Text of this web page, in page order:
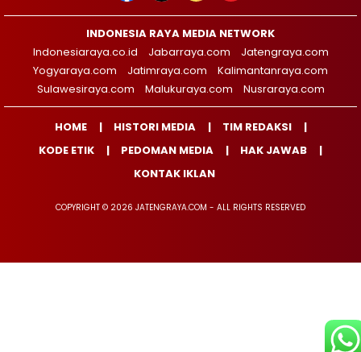
INDONESIA RAYA MEDIA NETWORK
Indonesiaraya.co.id
Jabarraya.com
Jatengraya.com
Yogyaraya.com
Jatimraya.com
Kalimantanraya.com
Sulawesiraya.com
Malukuraya.com Nusraraya.com
HOME HISTORI MEDIA
TIM REDAKSI
KODE ETIK
PEDOMAN MEDIA
HAK JAWAB
KONTAK IKLAN
COPYRIGHT © 2026 JATENGRAYA.COM - ALL RIGHTS RESERVED